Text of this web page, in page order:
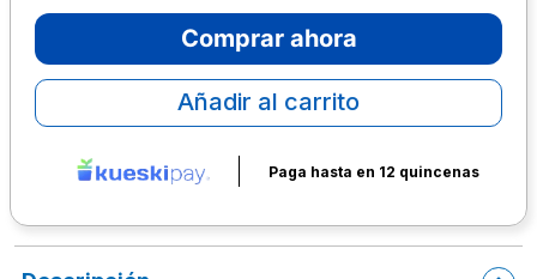
Comprar ahora
Añadir al carrito
Paga hasta en 12 quincenas